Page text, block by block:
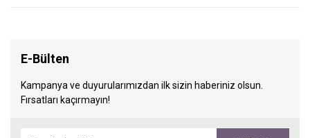
E-Bülten
Kampanya ve duyurularımızdan ilk sizin haberiniz olsun.
Fırsatları kaçırmayın!